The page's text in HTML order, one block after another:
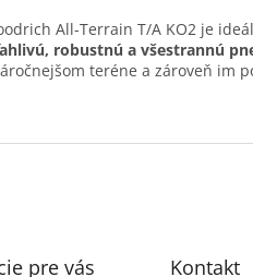
All-Terrain T/A KO2 je
robustnú a všestrannú
teréne a zároveň im
pre vás Kontakt